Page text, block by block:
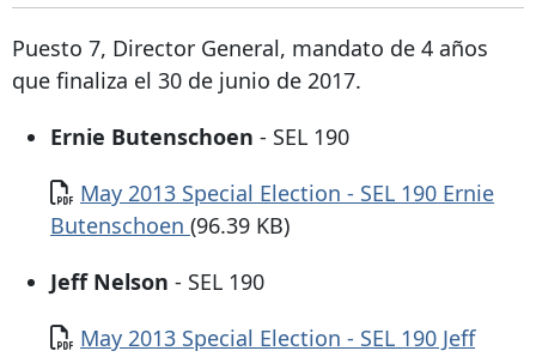
Puesto 7, Director General, mandato de 4 años
que finaliza el 30 de junio de 2017.
Ernie Butenschoen - SEL 190
Documento
May 2013 Special Election - SEL 190 Ernie
Butenschoen (96.39 KB)
Jeff Nelson - SEL 190
Documento
May 2013 Special Election - SEL 190 Jeff